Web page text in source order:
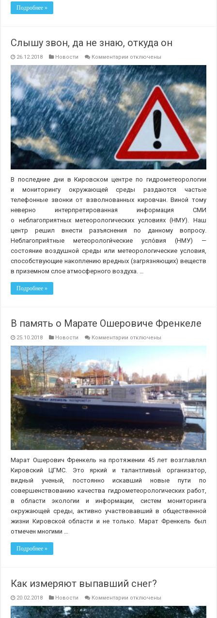
Подробнее »
Слышу звон, да не знаю, откуда он
26.12.2018 Новости Комментарии к
Слышу
звон,
да
не
знаю,
откуда
он
отключены
В последние дни в Кировском центре по гидрометеорологии
и мониторингу окружающей среды раздаются частые
телефонные звонки от взволнованных кировчан. Виной тому
неверно интерпретированная информация СМИ
о неблагоприятных метеорологических условиях (НМУ). Наш
центр решил внести разъяснения по данному вопросу.
Неблагоприя́тные метеорологи́ческие усло́вия (НМУ) —
состояние воздушной среды или метеорологические условия,
способствующие накоплению вредных (загрязняющих) веществ
в приземном слое атмосферного воздуха. …
Подробнее »
В память о Марате Ошеровиче Френкеле
25.10.2018 Новости Комментарии к
Ошеровиче
Френкеле
отключены
Марат Ошерович Френкель на протяжении 45 лет возглавлял
Кировский ЦГМС. Это яркий и талантливый организатор,
видный ученый, постоянно искавший новые пути по
совершенствованию качества гидрометеорологических работ,
в области экологии и информации, систем мониторинга
окружающей среды, активно участвовавший в общественной
жизни Кировской области и не только. Марат Френкель был
отмечен многими …
Подробнее »
Как измеряют выпавший снег?
20.02.2018 Новости Комментарии к
Как
измеряют
отключены